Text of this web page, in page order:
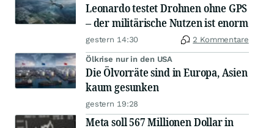
Leonardo testet Drohnen ohne GPS
– der militärische Nutzen ist enorm
gestern 14:30 2 Kommentare
Ölkrise nur in den USA
Die Ölvorräte sind in Europa, Asien
kaum gesunken
gestern 19:28
Meta soll 567 Millionen Dollar in